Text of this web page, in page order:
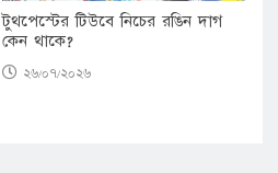
টুথপেস্টের টিউবে নিচের রঙিন দাগ
কেন থাকে?
২৬/০৭/২০২৬